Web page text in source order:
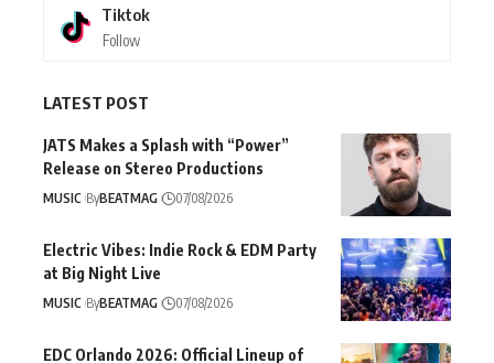
Tiktok
Follow
LATEST POST
JATS Makes a Splash with “Power”
Release on Stereo Productions
MUSIC ByBEATMAG 07/08/2026
Electric Vibes: Indie Rock & EDM Party
at Big Night Live
MUSIC ByBEATMAG 07/08/2026
EDC Orlando 2026: Official Lineup of